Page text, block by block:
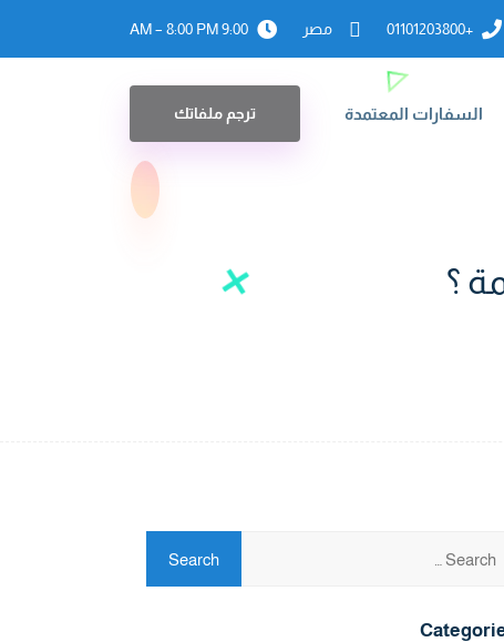
+01101203800 مصر 9:00 AM – 8:00 PM
السفارات المعتمدة ترجم ملفاتك
؟